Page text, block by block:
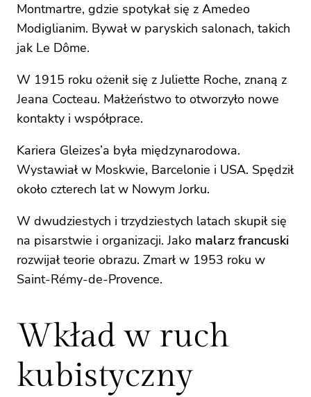
Montmartre, gdzie spotykał się z Amedeo
Modiglianim. Bywał w paryskich salonach, takich
jak Le Dôme.
W 1915 roku ożenił się z Juliette Roche, znaną z
Jeana Cocteau. Małżeństwo to otworzyło nowe
kontakty i współprace.
Kariera Gleizes’a była międzynarodowa.
Wystawiał w Moskwie, Barcelonie i USA. Spędził
około czterech lat w Nowym Jorku.
W dwudziestych i trzydziestych latach skupił się
na pisarstwie i organizacji. Jako malarz francuski
rozwijał teorie obrazu. Zmarł w 1953 roku w
Saint-Rémy-de-Provence.
Wkład w ruch
kubistyczny